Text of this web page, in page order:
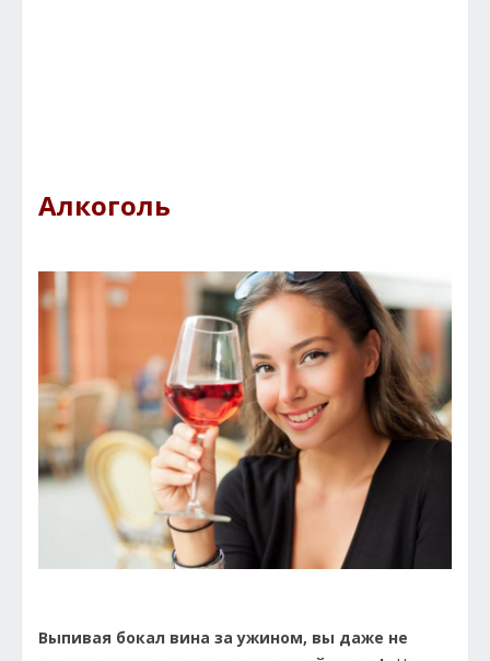
Алкоголь
Выпивая бокал вина за ужином, вы даже не